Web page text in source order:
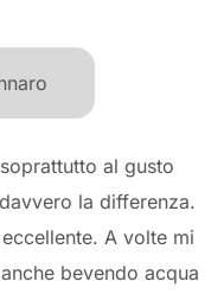
al gusto
la differenza.
A volte mi
bevendo acqua